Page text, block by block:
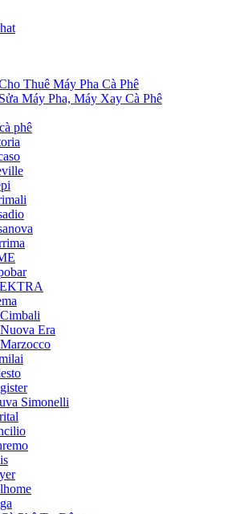
Thuê Máy Pha Cà Phê
Máy Pha, Máy Xay Cà Phê
phê
Era
Simonelli